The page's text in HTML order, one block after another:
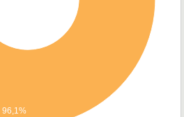
96,1%